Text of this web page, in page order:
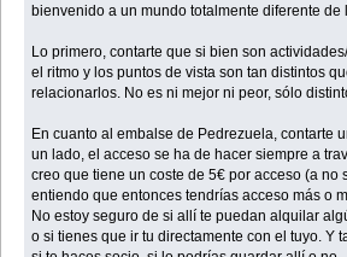
bienvenido a un mundo totalmente diferente de
Lo primero, contarte que si bien son
el ritmo y los puntos de vista son tan distintos
relacionarlos. No es ni mejor ni peor, sólo
En cuanto al embalse de Pedrezuela, contarte
un lado, el acceso se ha de hacer siempre a
creo que tiene un coste de 5€ por acceso (a no
entiendo que entonces tendrías acceso más o
No estoy seguro de si allí te puedan alquilar
o si tienes que ir tu directamente con el tuyo. Y